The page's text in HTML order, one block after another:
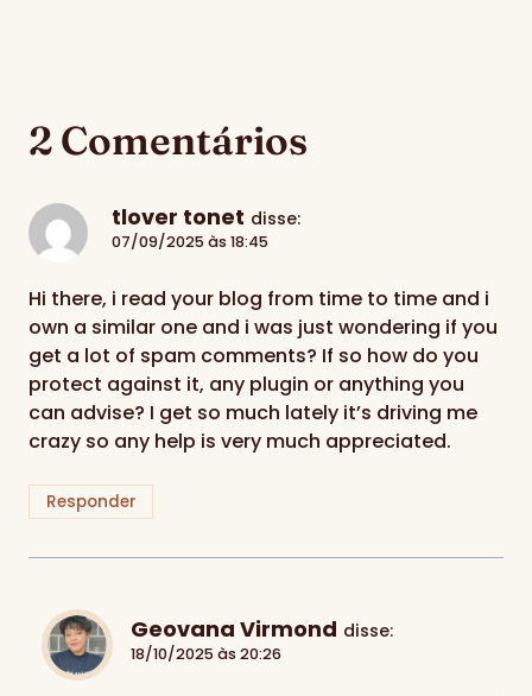
2 Comentários
tlover tonet disse:
07/09/2025 às 18:45
Hi there, i read your blog from time to time and i
own a similar one and i was just wondering if you
get a lot of spam comments? If so how do you
protect against it, any plugin or anything you
can advise? I get so much lately it’s driving me
crazy so any help is very much appreciated.
Responder
Geovana Virmond disse:
18/10/2025 às 20:26